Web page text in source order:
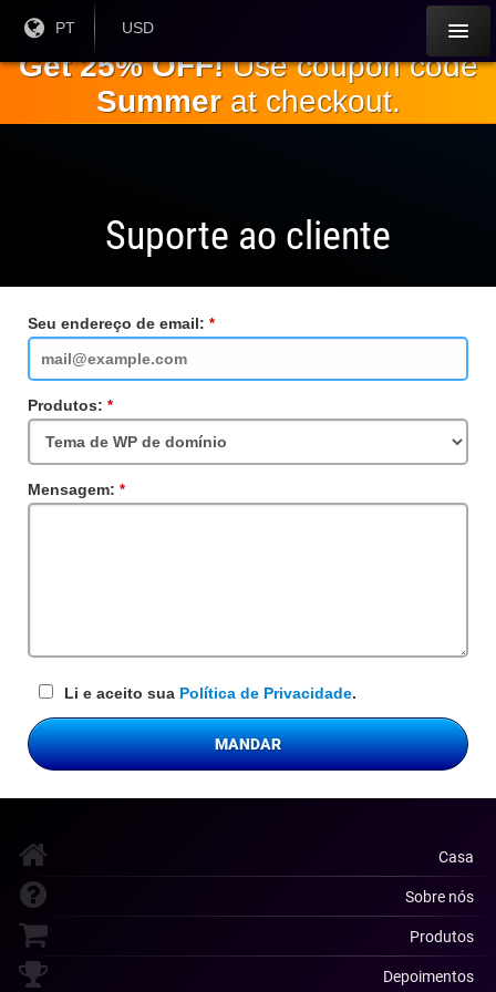
principal
Língua
PT
Moeda
USD
Get 25% OFF!Use coupon code
Summerat checkout.
Suporte ao cliente
Seu endereço de email:
obrigatório
Produtos:
obrigatório
Mensagem:
obrigatório
Li e aceito sua Política de Privacidade.
MANDAR
Casa
Sobre nós
Produtos
Depoimentos